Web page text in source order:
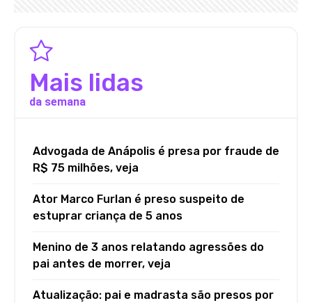
Mais lidas
da semana
Advogada de Anápolis é presa por fraude de
R$ 75 milhões, veja
Ator Marco Furlan é preso suspeito de
estuprar criança de 5 anos
Menino de 3 anos relatando agressões do
pai antes de morrer, veja
Atualização: pai e madrasta são presos por